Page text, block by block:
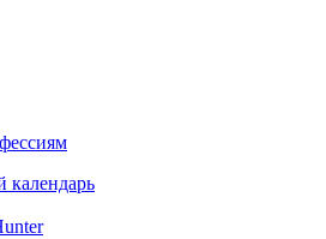
календарь